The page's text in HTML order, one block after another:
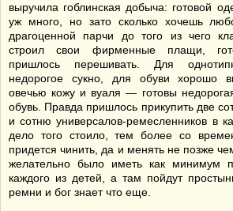
выручила гоблинская добыча: готовой
уж много, но зато сколько хочешь
драгоценной парчи до того из чего
строил свои фирменные плащи,
пришлось перешивать. Для
недорогое сукно, для обуви хорошо
овечью кожу и вуаля — готовы
обувь. Правда пришлось прикупить две
и сотню универсалов-ремесленников в
дело того стоило, тем более со
придется чинить, да и менять не позже
желательно было иметь как минимум
каждого из детей, а там пойдут
ремни и бог знает что еще.